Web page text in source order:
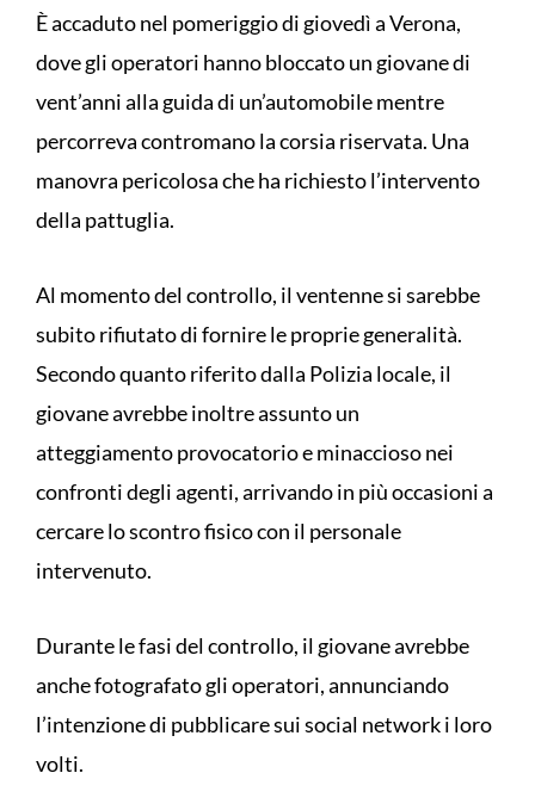
È accaduto nel pomeriggio di giovedì a Verona,
dove gli operatori hanno bloccato un giovane di
vent’anni alla guida di un’automobile mentre
percorreva contromano la corsia riservata. Una
manovra pericolosa che ha richiesto l’intervento
della pattuglia.
Al momento del controllo, il ventenne si sarebbe
subito rifiutato di fornire le proprie generalità.
Secondo quanto riferito dalla Polizia locale, il
giovane avrebbe inoltre assunto un
atteggiamento provocatorio e minaccioso nei
confronti degli agenti, arrivando in più occasioni a
cercare lo scontro fisico con il personale
intervenuto.
Durante le fasi del controllo, il giovane avrebbe
anche fotografato gli operatori, annunciando
l’intenzione di pubblicare sui social network i loro
volti.